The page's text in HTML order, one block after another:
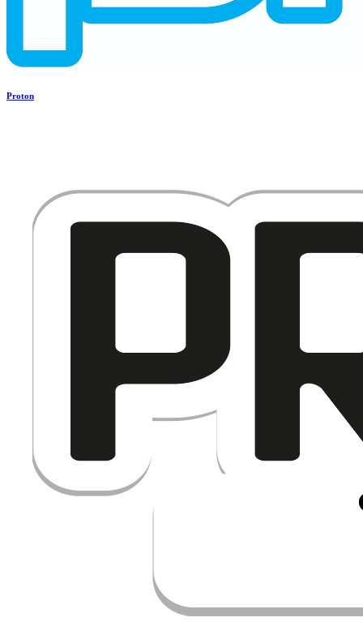
Proton